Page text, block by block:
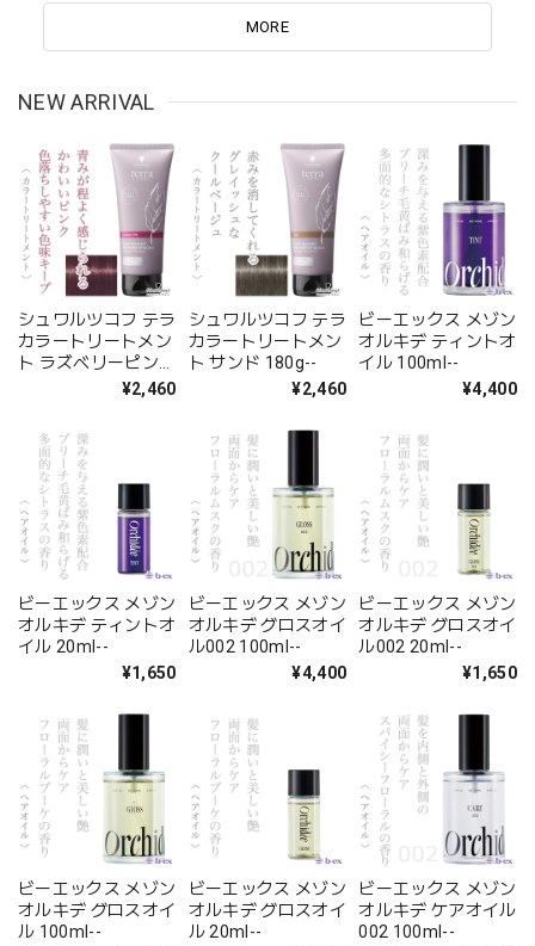
な原因は、空気中の水分が髪内部の水分バランスを崩
MORE
NEW ARRIVAL
シュワルツコフ テラ
カラートリートメン
ト ラズベリーピンク
¥2,460
シュワルツコフ テラ
カラートリートメン
ト サンド 180g--
¥2,460
ビーエックス メゾン
オルキデ ティントオ
イル 100ml--
¥4,400
ビーエックス メゾン
オルキデ ティントオ
イル 20ml--
¥1,650
ビーエックス メゾン
オルキデ グロスオイ
ル002 100ml--
¥4,400
ビーエックス メゾン
オルキデ グロスオイ
ル002 20ml--
¥1,650
ビーエックス メゾン
オルキデ グロスオイ
ル 100ml--
ビーエックス メゾン
オルキデ グロスオイ
ル 20ml--
ビーエックス メゾン
オルキデ ケアオイル
002 100ml--